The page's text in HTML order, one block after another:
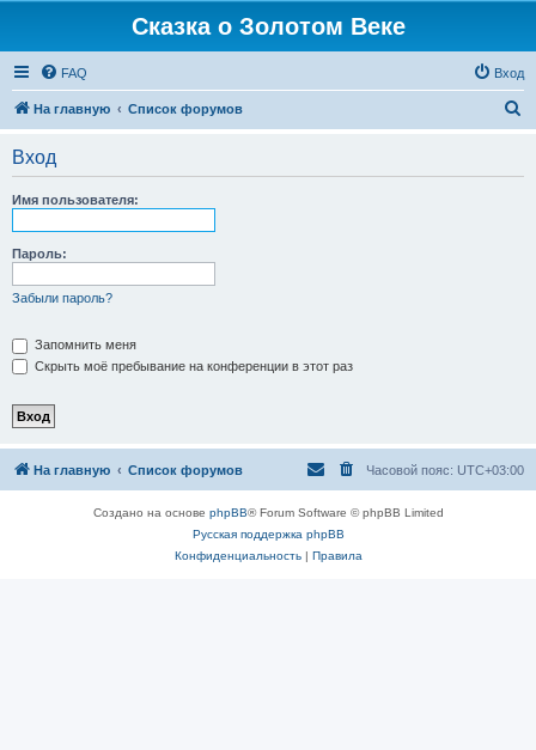
Сказка о Золотом Веке
FAQ Вход
На главную Список форумов
Вход
Имя пользователя:
Пароль:
Забыли пароль?
Запомнить меня
Скрыть моё пребывание на конференции в этот раз
На главную Список форумов Часовой пояс: UTC+03:00
Создано на основе phpBB® Forum Software © phpBB Limited
Русская поддержка phpBB
Конфиденциальность| Правила